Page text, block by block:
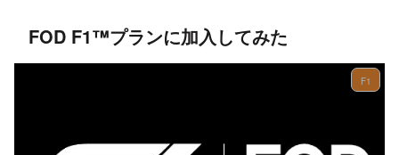
FOD F1™プランに加入してみた
F1